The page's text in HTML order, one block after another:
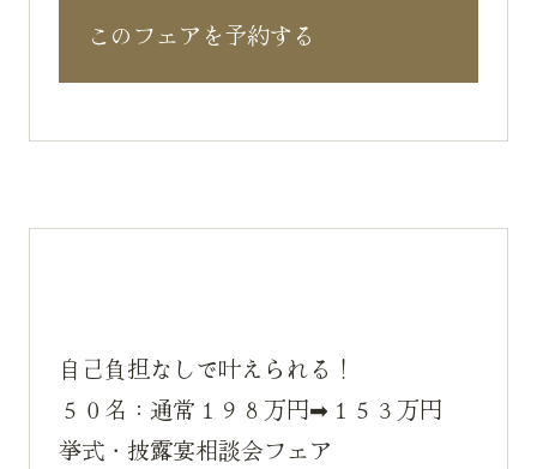
このフェアを予約する
自己負担なしで叶えられる！
５０名：通常１９８万円➡１５３万円
挙式・披露宴相談会フェア